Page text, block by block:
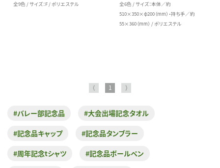
全9色 / サイズ：F / ポリエステル
全6色 / サイズ：本体／約
510×350×φ200（mm）・持ち手／約
55×360（mm） / ポリエステル
⟨ 1 ⟩
#バレー部記念品 #大会出場記念タオル
#記念品キャップ #記念品タンブラー
#周年記念tシャツ #記念品ボールペン